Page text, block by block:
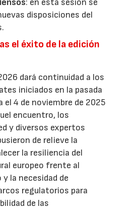
: en esta sesión se
disposiciones del
el éxito de la edición
dará continuidad a los
iniciados en la pasada
el 4 de noviembre de 2025
encuentro, los
y diversos expertos
de relieve la
la resiliencia del
europeo frente al
la necesidad de
regulatorios para
de las